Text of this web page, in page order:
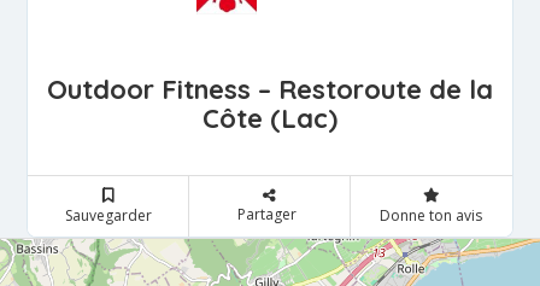
Outdoor Fitness – Restoroute de la
Côte (Lac)
Sauvegarder Partager Donne ton avis